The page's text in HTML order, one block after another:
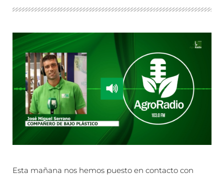
Esta mañana nos hemos puesto en contacto con